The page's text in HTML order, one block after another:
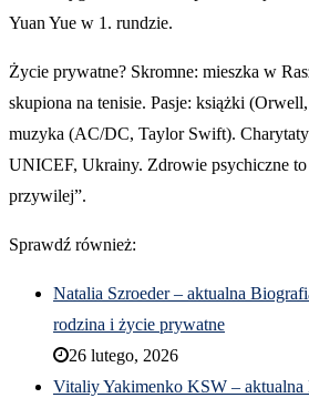
Yuan Yue w 1. rundzie.
Życie prywatne? Skromne: mieszka w
skupiona na tenisie. Pasje: książki
muzyka (AC/DC, Taylor Swift).
UNICEF, Ukrainy. Zdrowie psychiczne to
przywilej”.
Sprawdź również:
Natalia Szroeder – aktualna
rodzina i życie prywatne
26 lutego, 2026
Vitaliy Yakimenko KSW –